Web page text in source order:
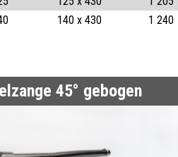
140 x 430 1 240
45° gebogen